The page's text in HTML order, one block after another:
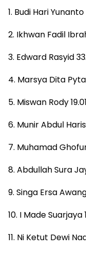
1. Budi Hari
2. Ikhwan Fadil
3. Edward Rasyid
4. Marsya Dita
5. Miswan Rody
6. Munir Abdul
7. Muhamad
8. Abdullah Sura
9. Singa Ersa
10. I Made Suarjaya
11. Ni Ketut Dewi